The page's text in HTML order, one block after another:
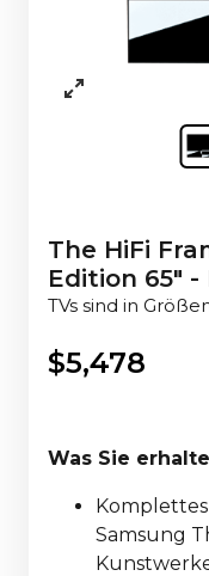
The HiFi
Edition 65"
TVs sind in
$5,478
Was Sie
Komplettes
Samsung